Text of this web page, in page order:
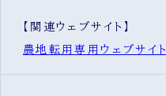
【関連ウェブサイト】
農地転用専用ウェブサイト